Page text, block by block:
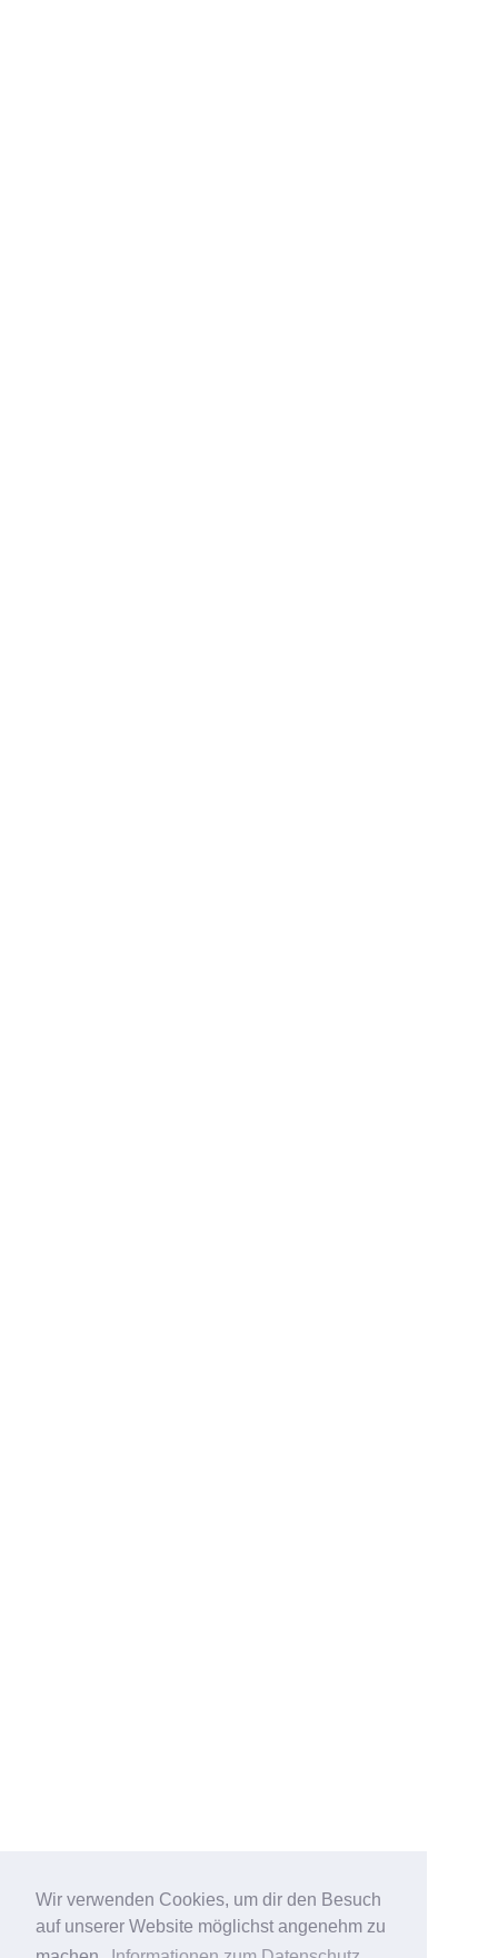
Wir verwenden Cookies, um dir den Besuch
auf unserer Website möglichst angenehm zu